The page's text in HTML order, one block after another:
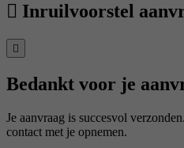
Inruilvoorstel
Bedankt voor je
Je aanvraag is succesvol
contact met je opnemen.